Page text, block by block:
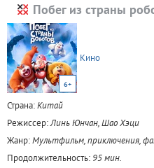
Побег из страны
6+
Кино
Страна:Китай
Режиссер:Линь Юнчан, Шао Хэци
Жанр:Мультфильм, приключения,
Продолжительность: 95 мин.